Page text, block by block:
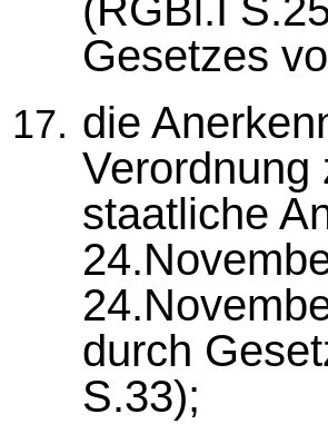
(RGBl.I
Gesetzes
die
Verordnung
staatliche
durch
S.33);